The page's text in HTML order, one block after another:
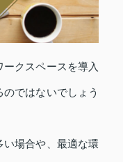
クスペースを導入
ではないでしょう
い場合や、最適な環